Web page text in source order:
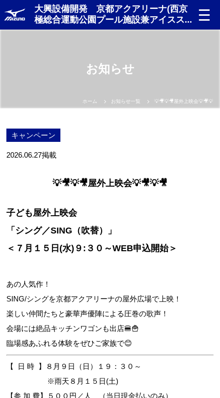
大興設備開発 京都アクアリーナ(西京
極総合運動公園プール施設兼アイスス...
お問合せフォーム
新規会員登録
マイページログイン
お知らせ
ホーム お知らせ一覧 💡🎥💡🎥屋外上映会💡🎥💡🎥
キャンペーン
2026.06.27掲載
💡🎥💡🎥屋外上映会💡🎥💡🎥
子ども屋外上映会
「シング／SING（吹替）」
＜７月１５日(水)９:３０～WEB申込開始＞
あの人気作！
SING/シングを京都アクアリーナの屋外広場で上映！
楽しい仲間たちと豪華声優陣による圧巻の歌声！
会場には絶品キッチンワゴンも出店🍔🍟
臨場感あふれる体験をぜひご家族で😊
【  日 時  】８月９日（日）１９：３０～
※雨天８月１５日(土)
【参 加 費】５００円／人　（当日現金払いのみ）